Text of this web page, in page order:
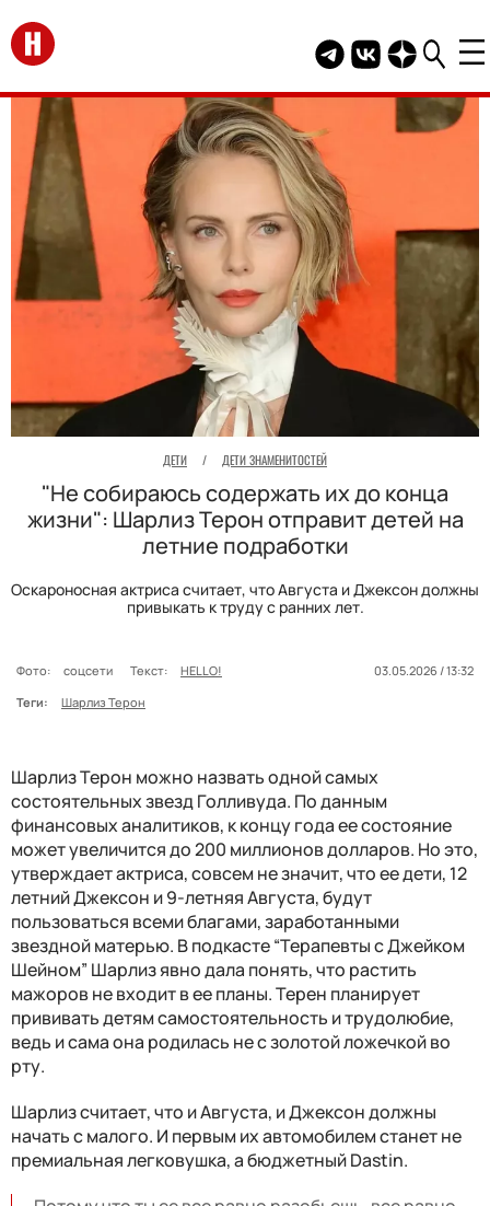
Перейти на главную
Telegram канал
Группа HELLO
Канал
ДЕТИ / ДЕТИ ЗНАМЕНИТОСТЕЙ
"Не собираюсь содержать их до конца
жизни": Шарлиз Терон отправит детей на
летние подработки
Оскароносная актриса считает, что Августа и Джексон должны
привыкать к труду с ранних лет.
Фото: соцсети Текст: HELLO!
03.05.2026 / 13:32
Теги:
Шарлиз Терон
Шарлиз Терон можно назвать одной самых
состоятельных звезд Голливуда. По данным
финансовых аналитиков, к концу года ее состояние
может увеличится до 200 миллионов долларов. Но это,
утверждает актриса, совсем не значит, что ее дети, 12
летний Джексон и 9-летняя Августа, будут
пользоваться всеми благами, заработанными
звездной матерью. В подкасте “Терапевты с Джейком
Шейном” Шарлиз явно дала понять, что растить
мажоров не входит в ее планы. Терен планирует
прививать детям самостоятельность и трудолюбие,
ведь и сама она родилась не с золотой ложечкой во
рту.
Шарлиз считает, что и Августа, и Джексон должны
начать с малого. И первым их автомобилем станет не
премиальная легковушка, а бюджетный Dastin.